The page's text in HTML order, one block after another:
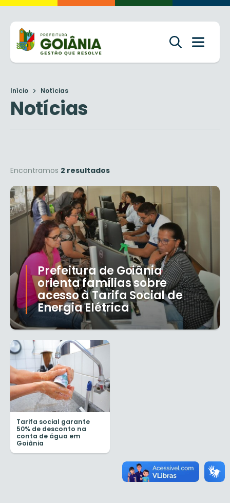
Início Notícias
Notícias
Encontramos 2 resultados
Prefeitura de Goiânia
orienta famílias sobre
acesso à Tarifa Social de
Energia Elétrica
Tarifa social garante
50% de desconto na
conta de água em
Goiânia